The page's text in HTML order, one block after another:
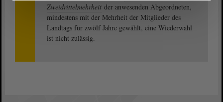
Zweidrittelmehrheit der anwesenden Abgeordneten,
mindestens mit der Mehrheit der Mitglieder des
Landtags für zwölf Jahre gewählt, eine Wiederwahl
ist nicht zulässig.